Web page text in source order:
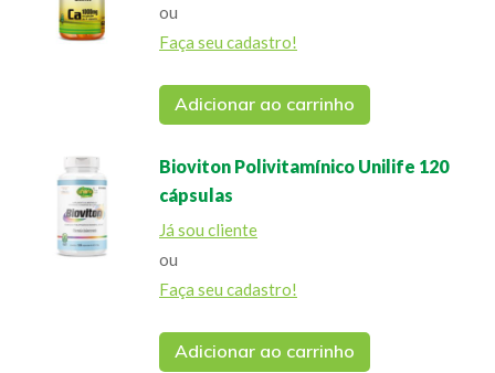
ou
Faça seu cadastro!
Adicionar ao carrinho
Bioviton Polivitamínico Unilife 120
cápsulas
Já sou cliente
ou
Faça seu cadastro!
Adicionar ao carrinho